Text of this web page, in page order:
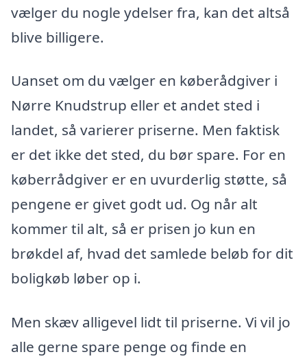
vælger du nogle ydelser fra, kan det altså
blive billigere.
Uanset om du vælger en køberådgiver i
Nørre Knudstrup eller et andet sted i
landet, så varierer priserne. Men faktisk
er det ikke det sted, du bør spare. For en
køberrådgiver er en uvurderlig støtte, så
pengene er givet godt ud. Og når alt
kommer til alt, så er prisen jo kun en
brøkdel af, hvad det samlede beløb for dit
boligkøb løber op i.
Men skæv alligevel lidt til priserne. Vi vil jo
alle gerne spare penge og finde en